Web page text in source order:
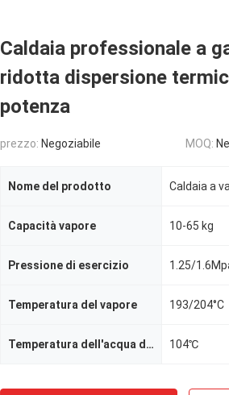
Caldaia professionale a
ridotta dispersione
potenza
prezzo: Negoziabile MOQ:
Nome del prodotto
Capacità vapore 10-65 kg
Pressione di esercizio 1.25/
Temperatura del vapore 193/204°C
Temperatura dell'acqua di alimentazione 104℃